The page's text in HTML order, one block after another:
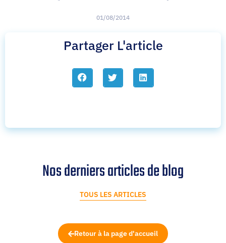
01/08/2014
Partager L'article
Nos derniers articles de blog
TOUS LES ARTICLES
Retour à la page d'accueil